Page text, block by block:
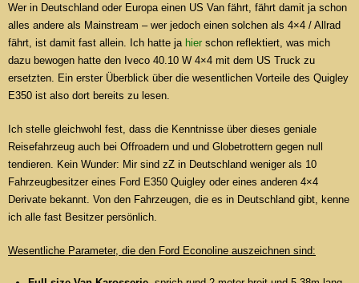
Wer in Deutschland oder Europa einen US Van fährt, fährt damit ja schon
alles andere als Mainstream – wer jedoch einen solchen als 4×4 / Allrad
fährt, ist damit fast allein. Ich hatte ja hier schon reflektiert, was mich
dazu bewogen hatte den Iveco 40.10 W 4×4 mit dem US Truck zu
ersetzten. Ein erster Überblick über die wesentlichen Vorteile des Quigley
E350 ist also dort bereits zu lesen.
Ich stelle gleichwohl fest, dass die Kenntnisse über dieses geniale
Reisefahrzeug auch bei Offroadern und und Globetrottern gegen null
tendieren. Kein Wunder: Mir sind zZ in Deutschland weniger als 10
Fahrzeugbesitzer eines Ford E350 Quigley oder eines anderen 4×4
Derivate bekannt. Von den Fahrzeugen, die es in Deutschland gibt, kenne
ich alle fast Besitzer persönlich.
Wesentliche Parameter, die den Ford Econoline auszeichnen sind: